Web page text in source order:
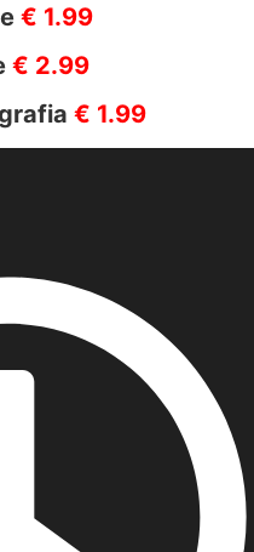
€ 1.99
€ 2.99
€ 1.99